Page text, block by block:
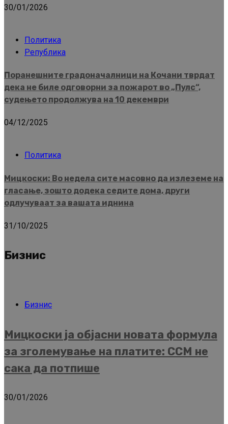
30/01/2026
Политика
Република
Поранешните градоначалници на Кочани тврдат
дека не биле одговорни за пожарот во „Пулс“,
судењето продолжува на 10 декември
04/12/2025
Политика
Мицкоски: Во недела сите масовно да излеземе на
гласање, зошто додека седите дома, други
одлучуваат за вашата иднина
31/10/2025
Бизнис
Бизнис
Мицкоски ја објасни новата формула
за зголемување на платите: ССМ не
сака да потпише
30/01/2026